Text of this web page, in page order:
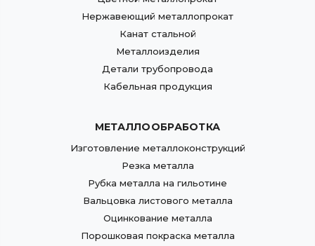
Нержавеющий металлопрокат
Канат стальной
Металлоизделия
Детали трубопровода
Кабельная продукция
МЕТАЛЛООБРАБОТКА
Изготовление металлоконструкций
Резка металла
Рубка металла на гильотине
Вальцовка листового металла
Оцинкование металла
Порошковая покраска металла